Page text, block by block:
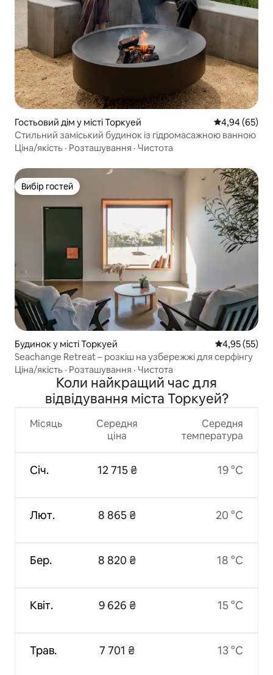
Гостьовий дім у місті Торкуей Середня
4,94 (65)
Стильний заміський будинок із гідромасажною ванною
Ціна/якість · Розташування · Чистота
Вибір гостей
Вибір гостей
Будинок у місті Торкуей Середня
4,95 (55)
Seachange Retreat – розкіш на узбережжі для серфінгу
Ціна/якість · Розташування · Чистота
Коли найкращий час для
відвідування міста Торкуей?
Місяць
Січ.
Лют.
Бер.
Квіт.
Трав.
Середня
ціна
12 715 ₴
8 865 ₴
8 820 ₴
9 626 ₴
7 701 ₴
Середня
температура
19 °C
20 °C
18 °C
15 °C
13 °C